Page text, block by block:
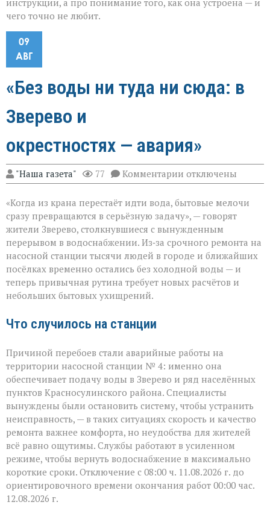
чего точно не любит.
09
АВГ
«Без воды ни туда ни сюда: в
Зверево и
окрестностях — авария»
"Наша газета" 77 Комментарии к
записи
воды
ни
туда
ни
сюда:
в
Зверево
и
окрестностях —
отключены
«Когда из крана перестаёт идти вода, бытовые мелочи
сразу превращаются в серьёзную задачу», — говорят
жители Зверево, столкнувшиеся с вынужденным
перерывом в водоснабжении. Из‑за срочного ремонта на
насосной станции тысячи людей в городе и ближайших
посёлках временно остались без холодной воды — и
теперь привычная рутина требует новых расчётов и
небольших бытовых ухищрений.
Что случилось на станции
Причиной перебоев стали аварийные работы на
территории насосной станции № 4: именно она
обеспечивает подачу воды в Зверево и ряд населённых
пунктов Красносулинского района. Специалисты
вынуждены были остановить систему, чтобы устранить
неисправность, — в таких ситуациях скорость и качество
ремонта важнее комфорта, но неудобства для жителей
всё равно ощутимы. Службы работают в усиленном
режиме, чтобы вернуть водоснабжение в максимально
короткие сроки. Отключение с 08:00 ч. 11.08.2026 г. до
ориентировочного времени окончания работ 00:00 час.
12.08.2026 г.